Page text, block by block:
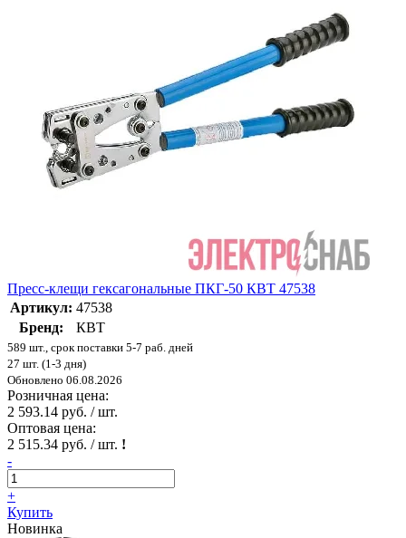
Пресс-клещи гексагональные ПКГ-50 КВТ 47538
Артикул: 47538
Бренд:
КВТ
589 шт., срок поставки 5-7 раб. дней
27 шт. (1-3 дня)
Обновлено 06.08.2026
Розничная цена:
2 593.14 руб. / шт.
Оптовая цена:
2 515.34 руб. / шт. !
-
+
Купить
Новинка